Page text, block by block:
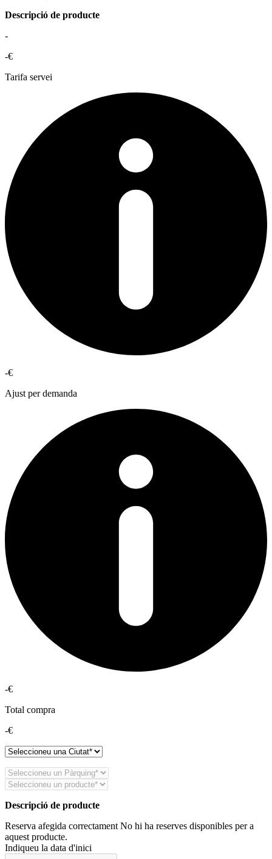
Descripció de producte
-
-€
Tarifa servei
-€
Ajust per demanda
-€
Total compra
-€
Descripció de producte
Reserva afegida correctament No hi ha reserves disponibles per a
aquest producte.
Indiqueu la data d'inici